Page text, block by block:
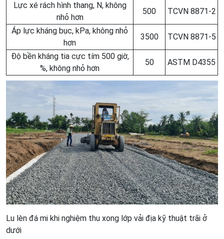
Lực xé rách hình thang, N, không
nhỏ hơn
500 TCVN 8871-2
Áp lực kháng bục, kPa, không nhỏ
hơn
3500 TCVN 8871-5
Độ bền kháng tia cực tím 500 giờ,
%, không nhỏ hơn
50 ASTM D4355
Lu lèn đá mi khi nghiệm thu xong lớp vải địa kỹ thuật trãi ở
dưới